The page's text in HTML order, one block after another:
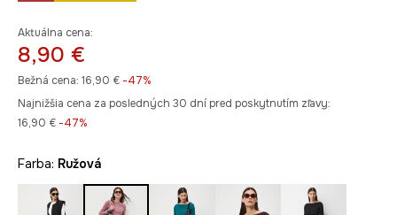
Aktuálna cena:
8,90 €
Bežná cena: 16,90 € -47%
Najnižšia cena za posledných 30 dní pred poskytnutím zľavy:
16,90 € -47%
Farba: ružová